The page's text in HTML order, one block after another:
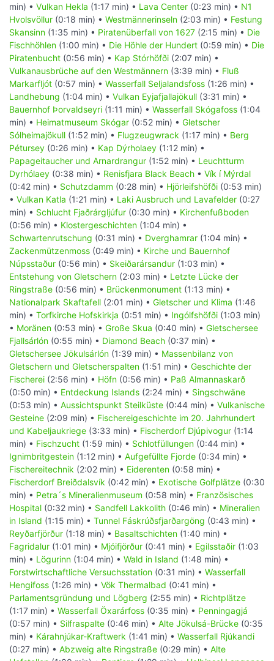
min) • Vulkan Hekla (1:17 min) • Lava Center (0:23 min) • N1
Hvolsvöllur (0:18 min) • Westmännerinseln (2:03 min) • Festung
Skansinn (1:35 min) • Piratenüberfall von 1627 (2:15 min) • Die
Fischhöhlen (1:00 min) • Die Höhle der Hundert (0:59 min) • Die
Piratenbucht (0:56 min) • Kap Stórhöfði (2:07 min) •
Vulkanausbrüche auf den Westmännern (3:39 min) • Fluß
Markarfljót (0:57 min) • Wasserfall Seljalandsfoss (1:26 min) •
Landhebung (1:04 min) • Vulkan Eyjafjallajökull (3:31 min) •
Bauernhof Þorvaldseyri (1:11 min) • Wasserfall Skógafoss (1:04
min) • Heimatmuseum Skógar (0:52 min) • Gletscher
Sólheimajökull (1:52 min) • Flugzeugwrack (1:17 min) • Berg
Pétursey (0:26 min) • Kap Dýrholaey (1:12 min) •
Papageitaucher und Arnardrangur (1:52 min) • Leuchtturm
Dyrhólaey (0:38 min) • Renisfjara Black Beach • Vík í Mýrdal
(0:42 min) • Schutzdamm (0:28 min) • Hjörleifshöfði (0:53 min)
• Vulkan Katla (1:21 min) • Laki Ausbruch und Lavafelder (0:27
min) • Schlucht Fjaðrárgljúfur (0:30 min) • Kirchenfußboden
(0:56 min) • Klostergeschichten (1:04 min) •
Schwartenrutschung (0:31 min) • Dverghamrar (1:04 min) •
Zackenmützenmoss (0:49 min) • Kirche und Bauernhof
Núpsstaður (0:56 min) • Skeiðarársandur (1:03 min) •
Entstehung von Gletschern (2:03 min) • Letzte Lücke der
Ringstraße (0:56 min) • Brückenmonument (1:13 min) •
Nationalpark Skaftafell (2:01 min) • Gletscher und Klima (1:46
min) • Torfkirche Hofskirkja (0:51 min) • Ingólfshöfði (1:03 min)
• Moränen (0:53 min) • Große Skua (0:40 min) • Gletschersee
Fjallsárlón (0:55 min) • Diamond Beach (0:37 min) •
Gletschersee Jökulsárlón (1:39 min) • Massenbilanz von
Gletschern und Gletscherspalten (1:51 min) • Geschichte der
Fischerei (2:56 min) • Höfn (0:56 min) • Paß Almannaskarð
(0:50 min) • Entdeckung Islands (2:24 min) • Singschwäne
(0:53 min) • Aussichtspunkt Steilküste (0:44 min) • Vulkanische
Gesteine (2:09 min) • Fischereigeschichte im 20. Jahrhundert
und Kabeljaukriege (3:33 min) • Fischerdorf Djúpivogur (1:14
min) • Fischzucht (1:59 min) • Schlotfüllungen (0:44 min) •
Ignimbritgestein (1:12 min) • Aufgefüllte Fjorde (0:34 min) •
Fischereitechnik (2:02 min) • Eiderenten (0:58 min) •
Fischerdorf Breiðdalsvík (0:42 min) • Exotische Golfplätze (0:30
min) • Petra´s Mineralienmuseum (0:58 min) • Französisches
Hospital (0:32 min) • Sandfell Lakkolith (0:46 min) • Mineralien
in Island (1:15 min) • Tunnel Fáskrúðsfjarðargöng (0:43 min) •
Reyðarfjörður (1:18 min) • Basaltschichten (1:40 min) •
Fagridalur (1:01 min) • Mjóifjörður (0:41 min) • Egilsstaðir (1:03
min) • Lögurinn (1:04 min) • Wald in Island (1:48 min) •
Forstwirtschaftliche Versuchsstation (0:31 min) • Wasserfall
Hengifoss (1:26 min) • Vök Thermalbad (0:41 min) •
Parlamentsgründung und Lögberg (2:55 min) • Richtplätze
(1:17 min) • Wasserfall Öxarárfoss (0:35 min) • Penningagjá
(0:57 min) • Silfraspalte (0:46 min) • Alte Jökulsá-Brücke (0:35
min) • Kárahnjúkar-Kraftwerk (1:41 min) • Wasserfall Rjúkandi
(0:27 min) • Abzweig alte Ringstraße (0:29 min) • Alte